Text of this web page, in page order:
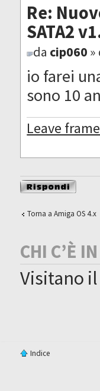
Re:
SATA2
da cip060 »
io farei
sono 10
Leave
Rispondi al
messaggio
Torna a Amiga OS 4.x
CHI C’È
Visitano
Indice